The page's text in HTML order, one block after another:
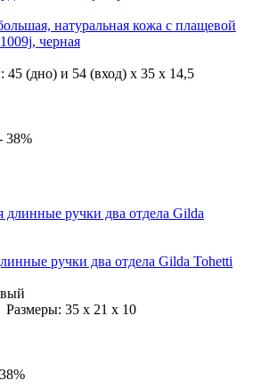
натуральная кожа с плащевой
черная
45 (дно) и 54 (вход)x 35 x 14,5
38%
ручки два отдела Gilda Tohetti
Размеры: 35 x 21 x 10